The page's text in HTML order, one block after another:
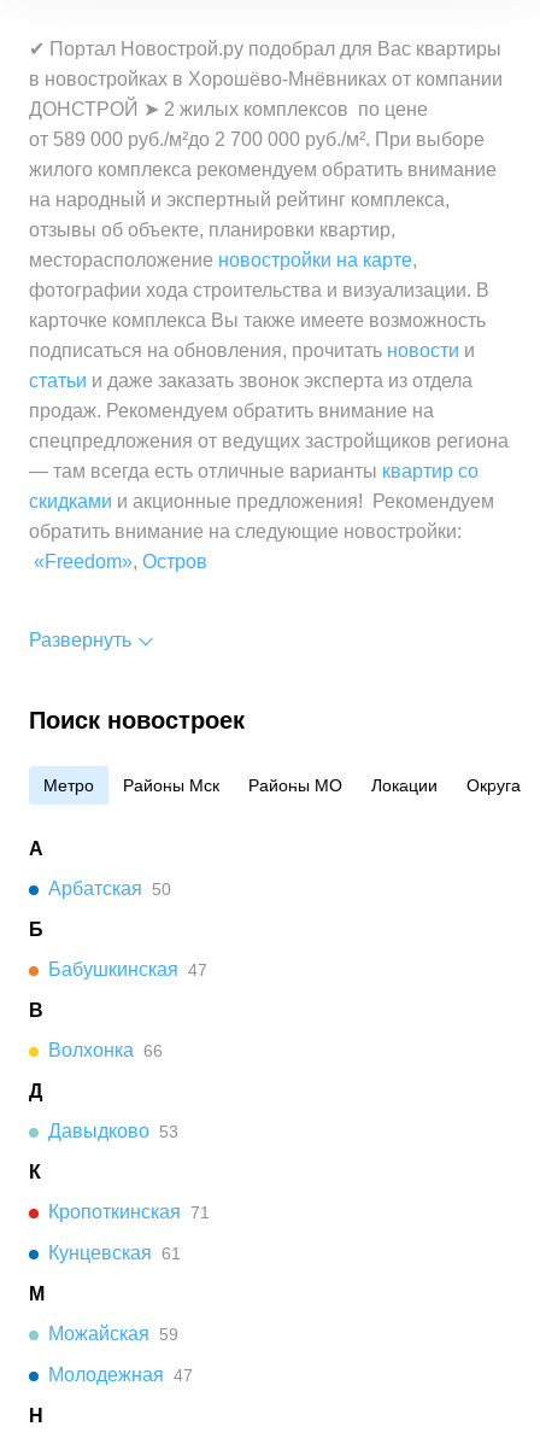
Средняя цена
за 1 м²
от 822 600 ₽
Минимальная цена
за 1 м²
Средняя цена
за 1 м²
от 831 200 ₽
Средняя цена
за квартиру
от 57 564 000 ₽
Минимальная цена
за 1 м²
от 617 200 ₽
Средняя цена
за 1 м²
за квартиру
Средняя цена
за квартиру
от 36 179 000 ₽
Минимальная цена
за 1 м²
от 665 300 ₽
Средняя цена
за 1 м²
от 811 000 ₽
✔ Портал Новострой.ру подобрал для Вас квартиры
в новостройках в Хорошёво-Мнёвниках от компании
ДОНСТРОЙ ➤ 2 жилых комплексов по цене
от 589 000 руб./м²до 2 700 000 руб./м². При выборе
жилого комплекса рекомендуем обратить внимание
на народный и экспертный рейтинг комплекса,
отзывы об объекте, планировки квартир,
месторасположение новостройки на карте,
фотографии хода строительства и визуализации. В
карточке комплекса Вы также имеете возможность
подписаться на обновления, прочитать новости и
статьи и даже заказать звонок эксперта из отдела
продаж. Рекомендуем обратить внимание на
спецпредложения от ведущих застройщиков региона
— там всегда есть отличные варианты квартир со
скидками и акционные предложения! Рекомендуем
обратить внимание на следующие новостройки:
«Freedom», Остров
Развернуть
Поиск новостроек
Метро Районы Мск Районы МО Локации Округа
А
Арбатская
50
Б
Бабушкинская 47
В
Волхонка 66
Д
Давыдково 53
К
Кропоткинская 71
Кунцевская 61
М
Можайская
59
Молодежная 47
Н